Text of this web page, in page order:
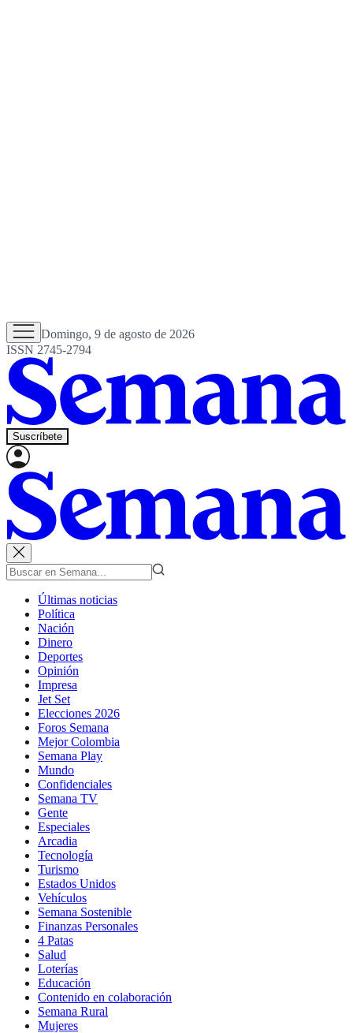
Domingo, 9 de agosto de 2026
ISSN 2745-2794
Suscríbete
Últimas noticias
Política
Nación
Dinero
Deportes
Opinión
Impresa
Jet Set
Elecciones 2026
Foros Semana
Mejor Colombia
Semana Play
Mundo
Confidenciales
Semana TV
Gente
Especiales
Arcadia
Tecnología
Turismo
Estados Unidos
Vehículos
Semana Sostenible
Finanzas Personales
4 Patas
Salud
Loterías
Educación
Contenido en colaboración
Semana Rural
Mujeres